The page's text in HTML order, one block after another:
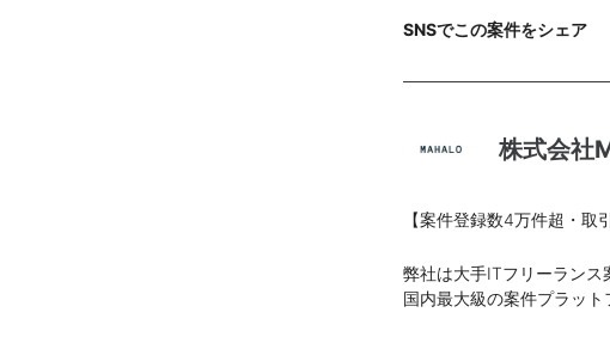
SNSでこの案件をシェア
株式会社
【案件登録数4万件超・
弊社は大手ITフリーランス
国内最大級の案件プラット